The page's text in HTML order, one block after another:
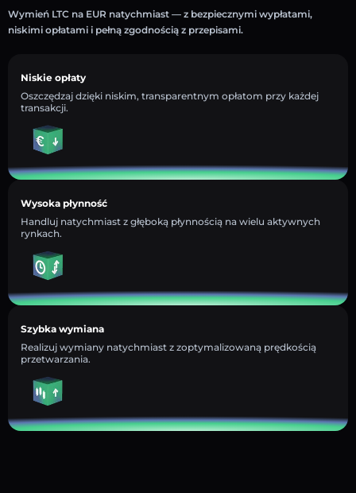
Wymień LTC na EUR natychmiast — z bezpiecznymi wypłatami,
niskimi opłatami i pełną zgodnością z przepisami.
Niskie opłaty
Oszczędzaj dzięki niskim, transparentnym opłatom przy każdej
transakcji.
Wysoka płynność
Handluj natychmiast z głęboką płynnością na wielu aktywnych
rynkach.
Szybka wymiana
Realizuj wymiany natychmiast z zoptymalizowaną prędkością
przetwarzania.